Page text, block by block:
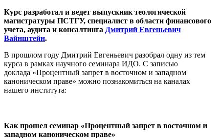
Курс разработал и ведет выпускник теологической
магистратуры ПСТГУ, специалист в области финансового
учета, аудита и консалтинга Дмитрий Евгеньевич
Вайнштейн.
В прошлом году Дмитрий Евгеньевич разобрал одну из тем
курса в рамках научного семинара ИДО. С записью
доклада «Процентный запрет в восточном и западном
каноническом праве» можно познакомиться на каналах
нашего института:
Как прошел семинар «Процентный запрет в восточном и
западном каноническом праве»